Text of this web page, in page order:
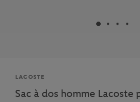
Marque
LACOSTE
Sac à dos homme Lacoste